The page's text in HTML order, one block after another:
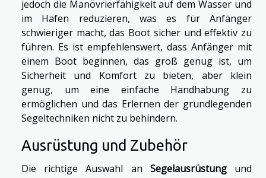
jedoch die Manövrierfähigkeit auf dem Wasser und
im Hafen reduzieren, was es für Anfänger
schwieriger macht, das Boot sicher und effektiv zu
führen. Es ist empfehlenswert, dass Anfänger mit
einem Boot beginnen, das groß genug ist, um
Sicherheit und Komfort zu bieten, aber klein
genug, um eine einfache Handhabung zu
ermöglichen und das Erlernen der grundlegenden
Segeltechniken nicht zu behindern.
Ausrüstung und Zubehör
Die richtige Auswahl an Segelausrüstungund